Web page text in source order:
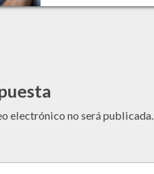
electrónico no será publicada.